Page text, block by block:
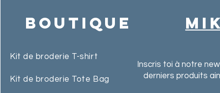
Boutique
Kit de broderie T-shirt
Kit de broderie Tote Bag
Inscris toi à notre
derniers produits